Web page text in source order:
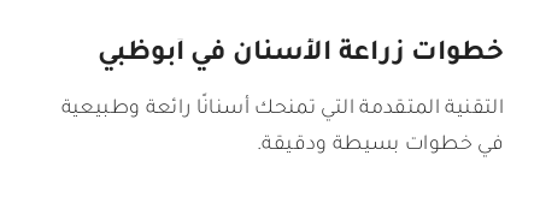
خطوات زراعة الأسنان في أبوظبي
التقنية المتقدمة التي تمنحك أسنانًا رائعة وطبيعية
في خطوات بسيطة ودقيقة.